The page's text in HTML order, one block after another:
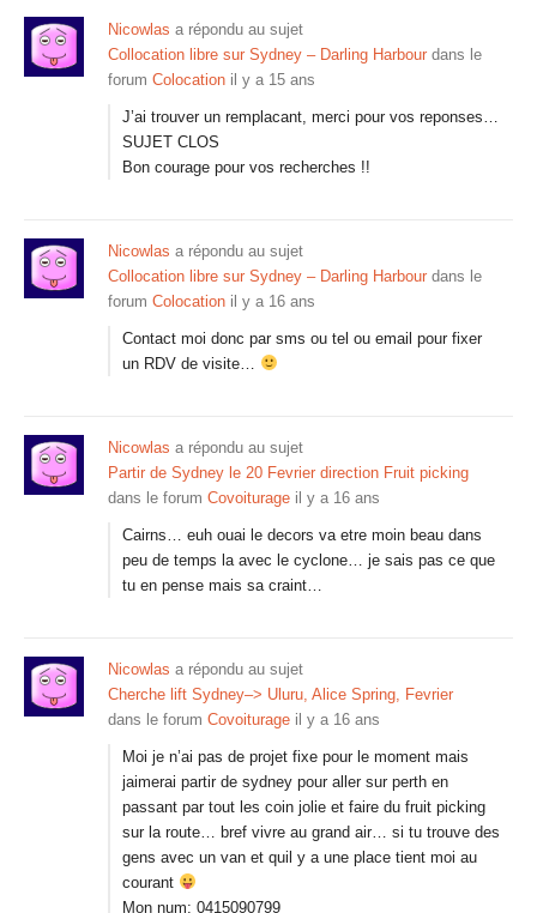
Nicowlas a répondu au sujet
Collocation libre sur Sydney – Darling Harbour dans le
forum Colocation il y a 15 ans
J’ai trouver un remplacant, merci pour vos reponses…
SUJET CLOS
Bon courage pour vos recherches !!
Nicowlas a répondu au sujet
Collocation libre sur Sydney – Darling Harbour dans le
forum Colocation il y a 16 ans
Contact moi donc par sms ou tel ou email pour fixer
un RDV de visite…
Nicowlas a répondu au sujet
Partir de Sydney le 20 Fevrier direction Fruit picking
dans le forum Covoiturage il y a 16 ans
Cairns… euh ouai le decors va etre moin beau dans
peu de temps la avec le cyclone… je sais pas ce que
tu en pense mais sa craint…
Nicowlas a répondu au sujet
Cherche lift Sydney–> Uluru, Alice Spring, Fevrier
dans le forum Covoiturage il y a 16 ans
Moi je n’ai pas de projet fixe pour le moment mais
jaimerai partir de sydney pour aller sur perth en
passant par tout les coin jolie et faire du fruit picking
sur la route… bref vivre au grand air… si tu trouve des
gens avec un van et quil y a une place tient moi au
courant
Mon num: 0415090799